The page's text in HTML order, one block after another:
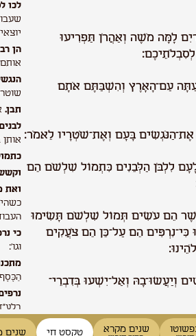
לָמָּה מֹשֶׁה וְאַהֲרֹן תַּפְרִיעוּ
עַתָּה עַם־הָאָרֶץ וְהִשְׁבַּתֶּם אֹתָם
אֶת־הַנֹּגְשִׂים בָּעָם וְאֶת־שֹׁטְרָיו לֵאמֹר:
לִלְבֹּן הַלְּבֵנִים כִּתְמוֹל שִׁלְשֹׁם הֵם
הֵם עֹשִׂים תְּמוֹל שִׁלְשֹׁם תָּשִׂימוּ
כִּי־נִרְפִּים הֵם עַל־כֵּן הֵם צֹעֲקִים
וְיַעֲשׂוּ־בָהּ וְאַל־יִשְׁעוּ בְּדִבְרֵי־
וַיֹּאמְרוּ אֶל־הָעָם לֵאמֹר כֹּה אָמַר
לכו
הן
תבן.
אותן
ואת
כי
וגו':
הַכֶּסֶף
ואל
שנים מקרא טקסט חי שנים